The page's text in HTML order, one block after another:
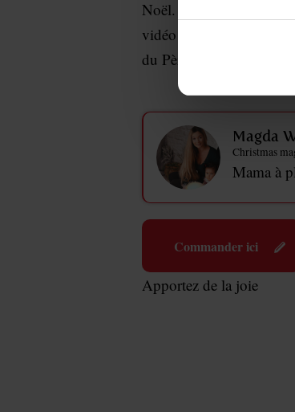
Noël. De quoi profiter
vidéo avec sa nouvelle
du Père Noël. Tu
Magda
Christmas
Mama à
Commander ici
Apportez de la joie